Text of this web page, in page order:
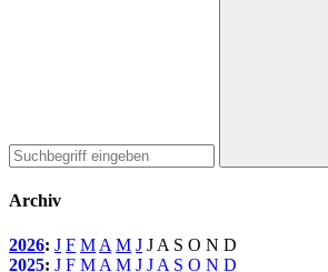
Archiv
2026: J F M A M J J A S O N D
2025: J F M A M J J A S O N D